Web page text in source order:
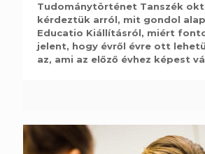
Tudománytörténet Tanszék
kérdeztük arról, mit gondol
Educatio Kiállításról, miért
jelent, hogy évről évre ott
az, ami az előző évhez képest